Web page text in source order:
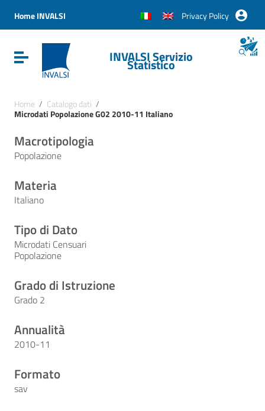
Vai al menu di navigazione
Vai al footer
Home INVALSI Privacy Policy
Attiva / disattiva la navigazioneINVALSI Servizio
Statistico
Home / Catalogo dati /
Microdati Popolazione G02 2010-11 Italiano
Macrotipologia
Popolazione
Materia
Italiano
Tipo di Dato
Microdati Censuari
Popolazione
Grado di Istruzione
Grado 2
Annualità
2010-11
Formato
sav